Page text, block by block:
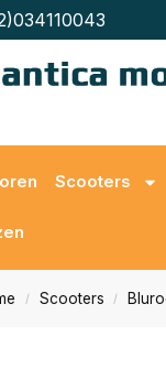
Scooters
/ Scooters /